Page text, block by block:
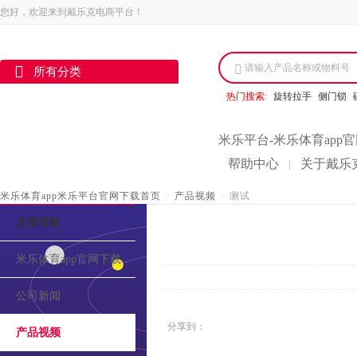
您好，欢迎来到戴乐克电商平台！
所有分类 请输入产品名称或物料号
热门搜索: 旋转拉手 侧门锁
米乐平台-米乐体育app
帮助中心
关于戴乐
米乐体育app米乐平台官网下载首页 > 产品视频 > 测试
文章导航
米乐体育app官网下载的介绍
公司新闻
产品视频 分享到：